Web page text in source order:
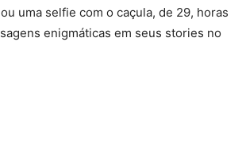
uma selfie com o caçula, de 29, horas
enigmáticas em seus stories no